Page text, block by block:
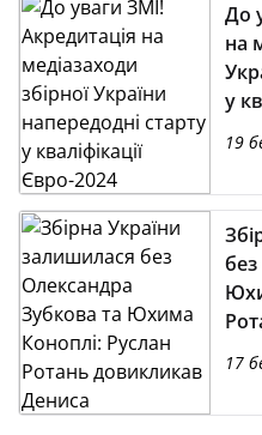
До
на
у
19
17